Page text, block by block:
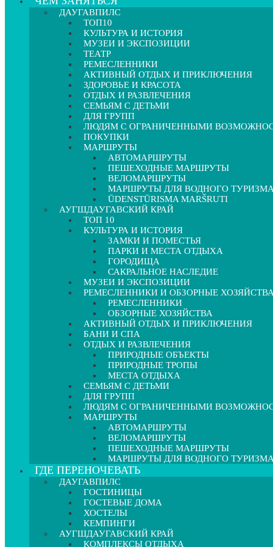
ДАУГАВПИЛС
ТОП10
КУЛЬТУРА И ИСТОРИЯ
МУЗЕИ И ЭКСПОЗИЦИИ
ТЕАТР
РЕМЕСЛЕННИКИ
АКТИВНЫЙ ОТДЫХ И ПРИКЛЮЧЕНИЯ
ЗДОРОВЬЕ И КРАСОТА
ОТДЫХ И РАЗВЛЕЧЕНИЯ
СЕМЬЯМ С ДЕТЬМИ
ДЛЯ ГРУПП
ЛЮДЯМ С ОГРАНИЧЕННЫМИ
ПОКУПКИ
МАРШРУТЫ
АВТОМАРШРУТЫ
ПЕШЕХОДНЫЕ МАРШРУТЫ
ВЕЛОМАРШРУТЫ
МАРШРУТЫ ДЛЯ ВОДНОГО ТУРИЗМА
ŪDENSTŪRISMA MARŠRUTI
АУГШДАУГАВСКИЙ КРАЙ
ТОП 10
КУЛЬТУРА И ИСТОРИЯ
ЗАМКИ И ПОМЕСТЬЯ
ПАРКИ И МЕСТА ОТДЫХА
ГОРОДИЩА
САКРАЛЬНОЕ НАСЛЕДИЕ
МУЗЕИ И ЭКСПОЗИЦИИ
РЕМЕСЛЕННИКИ И ОБЗОРНЫЕ ХОЗЯЙСТВА
РЕМЕСЛЕННИКИ
ОБЗОРНЫЕ ХОЗЯЙСТВА
АКТИВНЫЙ ОТДЫХ И ПРИКЛЮЧЕНИЯ
БАНИ И СПА
ОТДЫХ И РАЗВЛЕЧЕНИЯ
ПРИРОДНЫЕ ОБЪЕКТЫ
ПРИРОДНЫЕ ТРОПЫ
МЕСТА ОТДЫХА
СЕМЬЯМ С ДЕТЬМИ
ДЛЯ ГРУПП
ЛЮДЯМ С ОГРАНИЧЕННЫМИ
МАРШРУТЫ
АВТОМАРШРУТЫ
ВЕЛОМАРШРУТЫ
ПЕШЕХОДНЫЕ МАРШРУТЫ
МАРШРУТЫ ДЛЯ ВОДНОГО ТУРИЗМА
ГДЕ ПЕРЕНОЧЕВАТЬ
ДАУГАВПИЛС
ГОСТИНИЦЫ
ГОСТЕВЫЕ ДОМА
ХОСТЕЛЫ
КЕМПИНГИ
АУГШДАУГАВСКИЙ КРАЙ
КОМПЛЕКСЫ ОТДЫХА